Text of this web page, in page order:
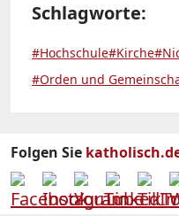
Schlagworte:
#Hochschule#Kirche
#Orden und
Folgen Sie